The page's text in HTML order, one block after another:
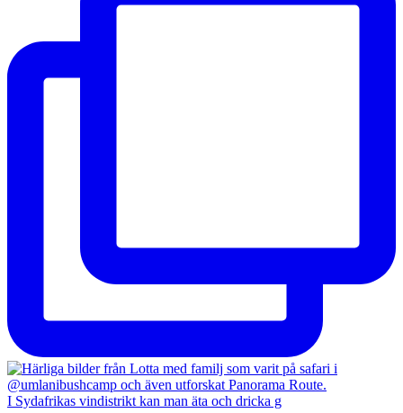
I Sydafrikas vindistrikt kan man äta och dricka g